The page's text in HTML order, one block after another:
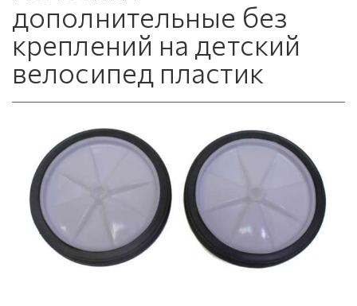
дополнительные без
креплений на детский
велосипед пластик